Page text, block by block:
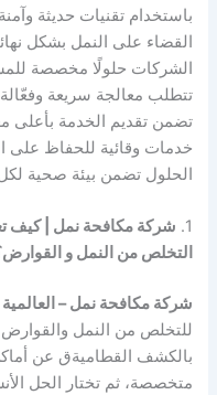
باستخدام تقنيات حديثة
القضاء على النمل بشكل
الشركات حلولًا مخصصة
تتطلب معالجة سريعة
تضمن تقديم الخدمة بأعلى
خدمات وقائية للحفاظ على
الحلول تضمن بيئة صحية
1. شركة مكافحة نمل | كيف
التخلص من النمل و
شركة مكافحة نمل – العالمية
للتخلص من النمل
بالكشف القطاميةق عن
متخصصة، ثم تختار الحل